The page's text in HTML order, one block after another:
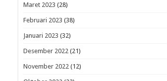
Maret 2023 (28)
Februari 2023 (38)
Januari 2023 (32)
Desember 2022(21)
November 2022(12)